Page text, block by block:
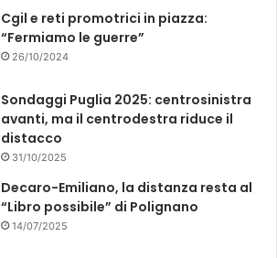
k
Cgil e reti promotrici in piazza:
“Fermiamo le guerre”
26/10/2024
Sondaggi Puglia 2025: centrosinistra
avanti, ma il centrodestra riduce il
distacco
31/10/2025
Decaro-Emiliano, la distanza resta al
“Libro possibile” di Polignano
14/07/2025